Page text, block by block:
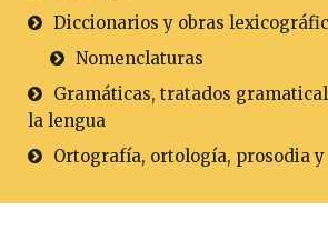
Diccionarios y obras
Nomenclaturas
Gramáticas, tratados
la lengua
Ortografía, ortología, prosodia